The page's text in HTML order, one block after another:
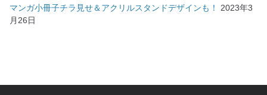
マンガ小冊子チラ見せ＆アクリルスタンドデザインも！
2023年3
月26日